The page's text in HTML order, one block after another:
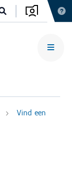
Vind een